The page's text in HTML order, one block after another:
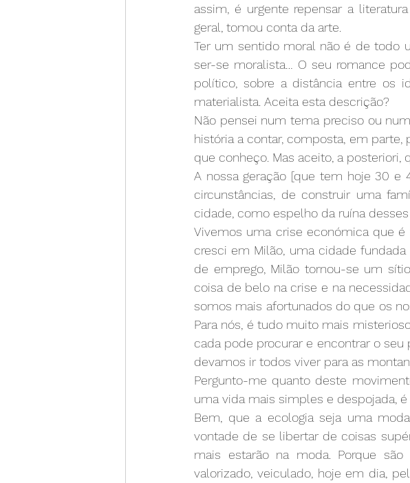
assim, é urgente repensar a
geral, tomou conta da arte.
Ter um sentido moral não é de todo
ser-se moralista… O seu romance
político, sobre a distância entre os
materialista. Aceita esta descrição?
Não pensei num tema preciso ou
história a contar, composta, em
que conheço. Mas aceito, a
A nossa geração [que tem hoje 30 e
circunstâncias, de construir uma
cidade, como espelho da ruína
Vivemos uma crise económica que
cresci em Milão, uma cidade
de emprego, Milão tornou-se um
coisa de belo na crise e na
somos mais afortunados do que os
Para nós, é tudo muito mais
cada pode procurar e encontrar o seu
devamos ir todos viver para as
Pergunto-me quanto deste
uma vida mais simples e despojada, é
Bem, que a ecologia seja uma
vontade de se libertar de coisas
mais estarão na moda. Porque
valorizado, veiculado, hoje em dia,